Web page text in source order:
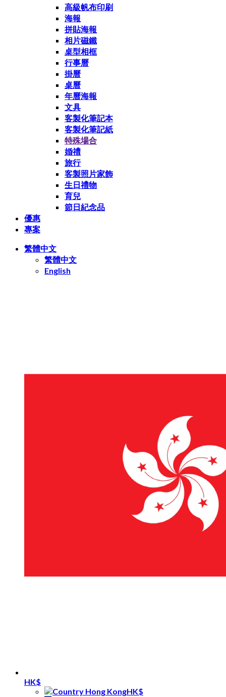
高級帆布印刷
海報
拼貼海報
相片磁鐵
桌型相框
行事曆
掛曆
桌曆
年曆海報
文具
客製化筆記本
客製化筆記紙
特殊場合
婚禮
旅行
客製照片家飾
生日禮物
育兒
節日紀念品
優惠
專案
繁體中文
繁體中文
English
HK$
HK$